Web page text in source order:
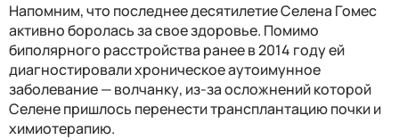
Напомним, что последнее десятилетие Селена Гомес
активно боролась за свое здоровье. Помимо
биполярного расстройства ранее в 2014 году ей
диагностировали хроническое аутоимунное
заболевание — волчанку, из-за осложнений которой
Селене пришлось перенести трансплантацию почки и
химиотерапию.